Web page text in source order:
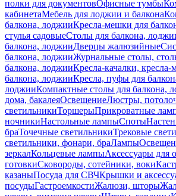
полки для документовОфисные тумбы
кабинетаМебель для лоджии и балкона
балкона, лоджииКресла-мешки для
стулья садовыеСтолы для балкона,
балкона, лоджииДверцы жалюзийные
балкона, лоджииЖурнальные столы,
балкона, лоджииКресла-качалки, кресла-
балкона, лоджииКресла, пуфы для
лоджииКомпактные столы для балкона,
дома, бакалеяОсвещениеЛюстры,
светильникиТоршерыПрикроватные
ночникиНастольные лампыСпоты
браТочечные светильникиТрековые
светильники, фонари, браЛампы
зеркалКольцевые лампыАксессуары для
готовкиСковороды, сотейники, воки
казаныПосуда для СВЧКрышки и
посудыГастроемкостиЖалюзи, шторы